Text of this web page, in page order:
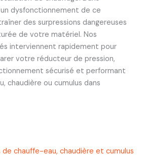
dysfonctionnement de ce
des surpressions dangereuses
de votre matériel. Nos
interviennent rapidement pour
votre réducteur de pression,
sécurisé et performant
chaudière ou cumulus dans
chauffe-eau, chaudière et cumulus